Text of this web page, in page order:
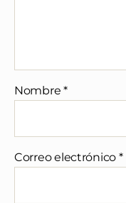
Nombre*
Correo electrónico *